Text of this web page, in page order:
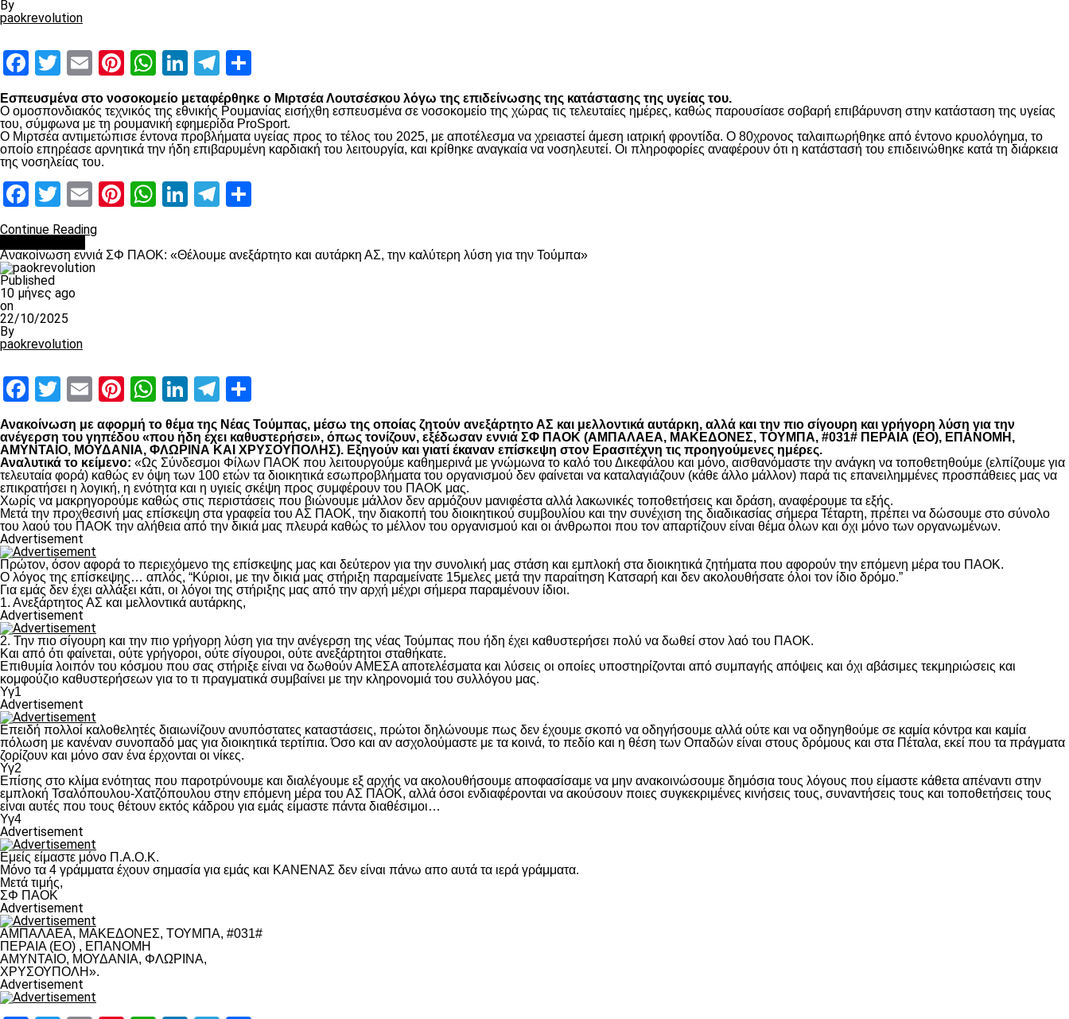
By
paokrevolution
Facebook
Twitter
EmailPinterest
WhatsApp
LinkedIn
Telegram
Εσπευσμένα στο νοσοκομείο μεταφέρθηκε ο Μιρτσέα Λουτσέσκου λόγω της επιδείνωσης της κατάστασης της υγείας του.
Ο ομοσπονδιακός τεχνικός της εθνικής Ρουμανίας εισήχθη εσπευσμένα σε νοσοκομείο της χώρας τις τελευταίες ημέρες, καθώς παρουσίασε σοβαρή επιβάρυνση στην κατάσταση της υγείας
του, σύμφωνα με τη ρουμανική εφημερίδα ProSport.
Ο Μιρτσέα αντιμετώπισε έντονα προβλήματα υγείας προς το τέλος του 2025, με αποτέλεσμα να χρειαστεί άμεση ιατρική φροντίδα. Ο 80χρονος ταλαιπωρήθηκε από έντονο κρυολόγημα, το
οποίο επηρέασε αρνητικά την ήδη επιβαρυμένη καρδιακή του λειτουργία, και κρίθηκε αναγκαία να νοσηλευτεί. Οι πληροφορίες αναφέρουν ότι η κατάστασή του επιδεινώθηκε κατά τη διάρκεια
της νοσηλείας του.
Facebook
Twitter
EmailPinterest
WhatsApp
LinkedIn
Telegram
Continue Reading
Ανακοίνωση εννιά ΣΦ ΠΑΟΚ: «Θέλουμε ανεξάρτητο και αυτάρκη ΑΣ, την καλύτερη λύση για την Τούμπα»
Published
10 μήνες ago
on
22/10/2025
By
paokrevolution
Facebook
Twitter
EmailPinterest
WhatsApp
LinkedIn
Telegram
Ανακοίνωση με αφορμή το θέμα της Νέας Τούμπας, μέσω της οποίας ζητούν ανεξάρτητο ΑΣ και μελλοντικά αυτάρκη, αλλά και την πιο σίγουρη και γρήγορη λύση για την
ανέγερση του γηπέδου «που ήδη έχει καθυστερήσει», όπως τονίζουν, εξέδωσαν εννιά ΣΦ ΠΑΟΚ (ΑΜΠΑΛΑΕΑ, ΜΑΚΕΔΟΝΕΣ, ΤΟΥΜΠΑ, #031# ΠΕΡΑΙΑ (ΕΟ), ΕΠΑΝΟΜΗ,
ΑΜΥΝΤΑΙΟ, ΜΟΥΔΑΝΙΑ, ΦΛΩΡΙΝΑ ΚΑΙ ΧΡΥΣΟΥΠΟΛΗΣ). Εξηγούν και γιατί έκαναν επίσκεψη στον Ερασιτέχνη τις προηγούμενες ημέρες.
Αναλυτικά το κείμενο: «Ως Σύνδεσμοι Φίλων ΠΑΟΚ που λειτουργούμε καθημερινά με γνώμωνα το καλό του Δικεφάλου και μόνο, αισθανόμαστε την ανάγκη να τοποθετηθούμε (ελπίζουμε για
τελευταία φορά) καθώς εν όψη των 100 ετών τα διοικητικά εσωπροβλήματα του οργανισμού δεν φαίνεται να καταλαγιάζουν (κάθε άλλο μάλλον) παρά τις επανειλημμένες προσπάθειες μας να
επικρατήσει η λογική, η ενότητα και η υγιείς σκέψη προς συμφέρουν του ΠΑΟΚ μας.
Χωρίς να μακρηγορούμε καθώς στις περιστάσεις που βιώνουμε μάλλον δεν αρμόζουν μανιφέστα αλλά λακωνικές τοποθετήσεις και δράση, αναφέρουμε τα εξής.
Μετά την προχθεσινή μας επίσκεψη στα γραφεία του ΑΣ ΠΑΟΚ, την διακοπή του διοικητικού συμβουλίου και την συνέχιση της διαδικασίας σήμερα Τέταρτη, πρέπει να δώσουμε στο σύνολο
του λαού του ΠΑΟΚ την αλήθεια από την δικιά μας πλευρά καθώς το μέλλον του οργανισμού και οι άνθρωποι που τον απαρτίζουν είναι θέμα όλων και όχι μόνο των οργανωμένων.
Advertisement
Πρώτον, όσον αφορά το περιεχόμενο της επίσκεψης μας και δεύτερον για την συνολική μας στάση και εμπλοκή στα διοικητικά ζητήματα που αφορούν την επόμενη μέρα του ΠΑΟΚ.
Ο λόγος της επίσκεψης… απλός, “Κύριοι, με την δικιά μας στήριξη παραμείνατε 15μελες μετά την παραίτηση Κατσαρή και δεν ακολουθήσατε όλοι τον ίδιο δρόμο.”
Για εμάς δεν έχει αλλάξει κάτι, οι λόγοι της στήριξης μας από την αρχή μέχρι σήμερα παραμένουν ίδιοι.
1. Ανεξάρτητος ΑΣ και μελλοντικά αυτάρκης,
Advertisement
2. Την πιο σίγουρη και την πιο γρήγορη λύση για την ανέγερση της νέας Τούμπας που ήδη έχει καθυστερήσει πολύ να δωθεί στον λαό του ΠΑΟΚ.
Και από ότι φαίνεται, ούτε γρήγοροι, ούτε σίγουροι, ούτε ανεξάρτητοι σταθήκατε.
Επιθυμία λοιπόν του κόσμου που σας στήριξε είναι να δωθούν ΑΜΕΣΑ αποτελέσματα και λύσεις οι οποίες υποστηρίζονται από συμπαγής απόψεις και όχι αβάσιμες τεκμηριώσεις και
κομφούζιο καθυστερήσεων για το τι πραγματικά συμβαίνει με την κληρονομιά του συλλόγου μας.
Υγ1
Advertisement
Επειδή πολλοί καλοθελητές διαιωνίζουν ανυπόστατες καταστάσεις, πρώτοι δηλώνουμε πως δεν έχουμε σκοπό να οδηγήσουμε αλλά ούτε και να οδηγηθούμε σε καμία κόντρα και καμία
πόλωση με κανέναν συνοπαδό μας για διοικητικά τερτίπια. Όσο και αν ασχολούμαστε με τα κοινά, το πεδίο και η θέση των Οπαδών είναι στους δρόμους και στα Πέταλα, εκεί που τα πράγματα
ζορίζουν και μόνο σαν ένα έρχονται οι νίκες.
Υγ2
Επίσης στο κλίμα ενότητας που παροτρύνουμε και διαλέγουμε εξ αρχής να ακολουθήσουμε αποφασίσαμε να μην ανακοινώσουμε δημόσια τους λόγους που είμαστε κάθετα απέναντι στην
εμπλοκή Τσαλόπουλου-Χατζόπουλου στην επόμενη μέρα του ΑΣ ΠΑΟΚ, αλλά όσοι ενδιαφέρονται να ακούσουν ποιες συγκεκριμένες κινήσεις τους, συναντήσεις τους και τοποθετήσεις τους
είναι αυτές που τους θέτουν εκτός κάδρου για εμάς είμαστε πάντα διαθέσιμοι…
Υγ4
Advertisement
Εμείς είμαστε μόνο Π.Α.Ο.Κ.
Μόνο τα 4 γράμματα έχουν σημασία για εμάς και ΚΑΝΕΝΑΣ δεν είναι πάνω απο αυτά τα ιερά γράμματα.
Μετά τιμής,
ΣΦ ΠΑΟΚ
Advertisement
ΑΜΠΑΛΑΕΑ, ΜΑΚΕΔΟΝΕΣ, ΤΟΥΜΠΑ, #031#
ΠΕΡΑΙΑ (ΕΟ) , ΕΠΑΝΟΜΗ
ΑΜΥΝΤΑΙΟ, ΜΟΥΔΑΝΙΑ, ΦΛΩΡΙΝΑ,
ΧΡΥΣΟΥΠΟΛΗ».
Advertisement